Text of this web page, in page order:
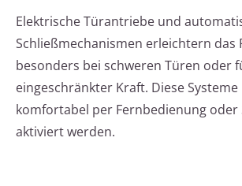
Elektrische Türantriebe und
Schließmechanismen erleichtern das
besonders bei schweren Türen oder
eingeschränkter Kraft. Diese
komfortabel per Fernbedienung oder
aktiviert werden.